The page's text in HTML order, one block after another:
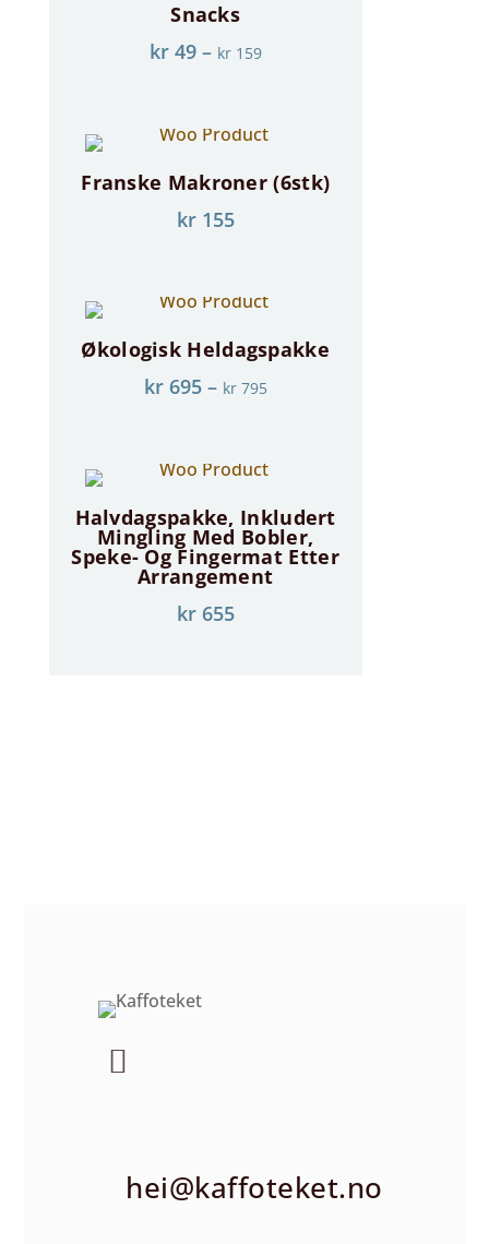
Snacks
kr49– kr159
Franske Makroner (6stk)
kr155
Økologisk Heldagspakke
kr695– kr795
Halvdagspakke, Inkludert
Mingling Med Bobler,
Speke- Og Fingermat Etter
Arrangement
kr655
hei@kaffoteket.no